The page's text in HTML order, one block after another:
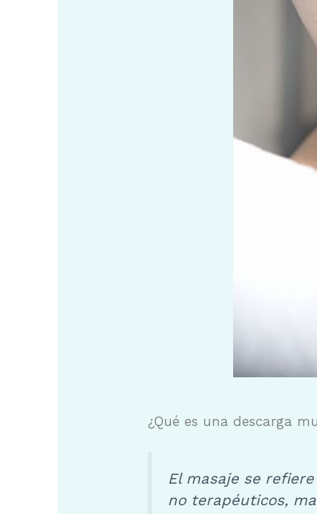
¿Qué es una descarga
El masaje se
no terapéuticos,